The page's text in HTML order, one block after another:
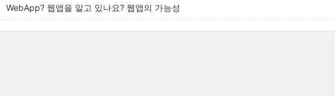
WebApp? 웹앱을 알고 있나요? 웹앱의 가능성